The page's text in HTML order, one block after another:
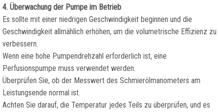
4. Überwachung der Pumpe im Betrieb
Es sollte mit einer niedrigen Geschwindigkeit beginnen und die
Geschwindigkeit allmählich erhöhen, um die volumetrische Effizienz zu
verbessern.
Wenn eine hohe Pumpendrehzahl erforderlich ist, eine
Perfusionspumpe muss verwendet werden.
Überprüfen Sie, ob der Messwert des Schmierölmanometers am
Leistungsende normal ist.
Achten Sie darauf, die Temperatur jedes Teils zu überprüfen, und es